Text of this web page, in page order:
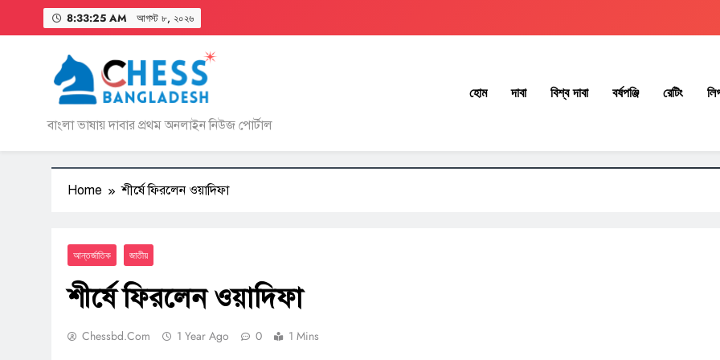
8:33:25 AM আগস্ট ৮, ২০২৬
বাংলা ভাষায় দাবার প্রথম অনলাইন নিউজ পোর্টাল
হোম দাবা বিশ্ব দাবা বর্ষপঞ্জি রেটিং
Home শীর্ষে ফিরলেন ওয়াদিফা
আন্তর্জাতিক জাতীয়
শীর্ষে ফিরলেন ওয়াদিফা
Chessbd.com 1 Year Ago 0 1 Mins